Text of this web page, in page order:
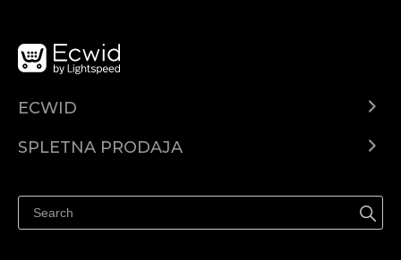
ECWID
SPLETNA PRODAJA
Prodaja na Instagramu